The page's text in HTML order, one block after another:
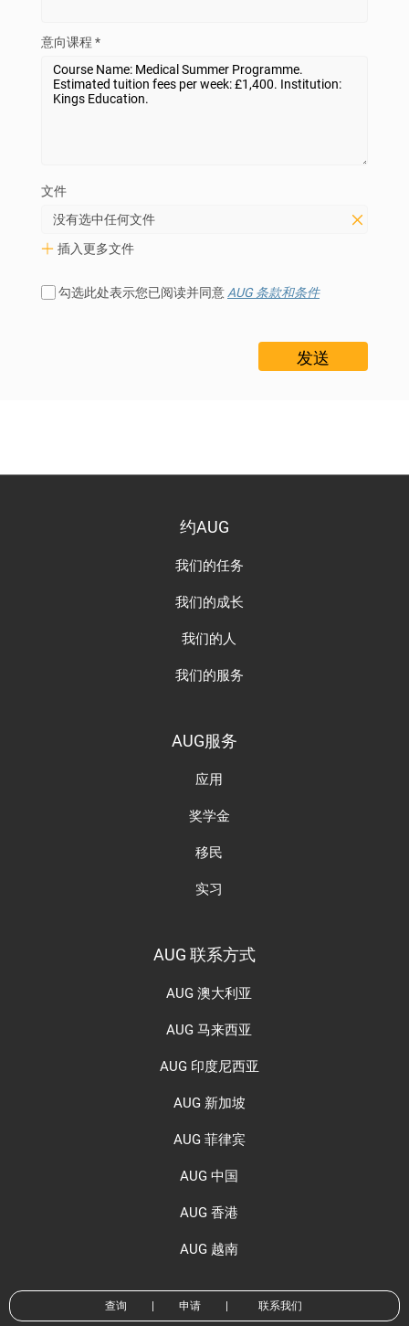
意向课程 *
文件
没有选中任何文件
插入更多文件
勾选此处表示您已阅读并同意 AUG 条款和条件
约AUG
我们的任务
我们的成长
我们的人
我们的服务
AUG服务
应用
奖学金
移民
实习
AUG 联系方式
AUG 澳大利亚
AUG 马来西亚
AUG 印度尼西亚
AUG 新加坡
AUG 菲律宾
AUG 中国
AUG 香港
AUG 越南
查询 申请 联系我们